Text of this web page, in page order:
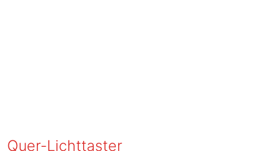
Quer-Lichttaster